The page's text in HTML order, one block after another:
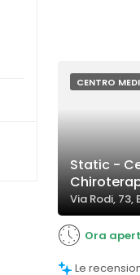
CENTRO
Static -
Via Rodi, 73,
Ora